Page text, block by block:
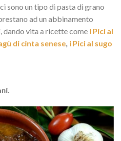
sono un tipo di pasta di grano
ad un abbinamento
, dando vita a ricette come i Pici al
di cinta senese, i Pici al sugo